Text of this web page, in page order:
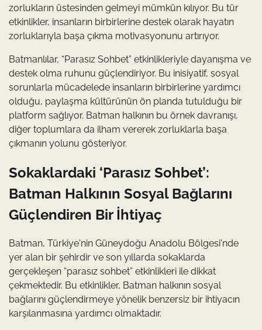
zorlukların üstesinden gelmeyi mümkün kılıyor. Bu tür
etkinlikler, insanların birbirlerine destek olarak hayatın
zorluklarıyla başa çıkma motivasyonunu artırıyor.
Batmanlılar, “Parasız Sohbet” etkinlikleriyle dayanışma ve
destek olma ruhunu güçlendiriyor. Bu inisiyatif, sosyal
sorunlarla mücadelede insanların birbirlerine yardımcı
olduğu, paylaşma kültürünün ön planda tutulduğu bir
platform sağlıyor. Batman halkının bu örnek davranışı,
diğer toplumlara da ilham vererek zorluklarla başa
çıkmanın yolunu gösteriyor.
Sokaklardaki ‘Parasız Sohbet’:
Batman Halkının Sosyal Bağlarını
Güçlendiren Bir İhtiyaç
Batman, Türkiye'nin Güneydoğu Anadolu Bölgesi'nde
yer alan bir şehirdir ve son yıllarda sokaklarda
gerçekleşen “parasız sohbet” etkinlikleri ile dikkat
çekmektedir. Bu etkinlikler, Batman halkının sosyal
bağlarını güçlendirmeye yönelik benzersiz bir ihtiyacın
karşılanmasına yardımcı olmaktadır.